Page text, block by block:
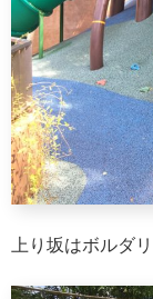
上り坂はボルダ